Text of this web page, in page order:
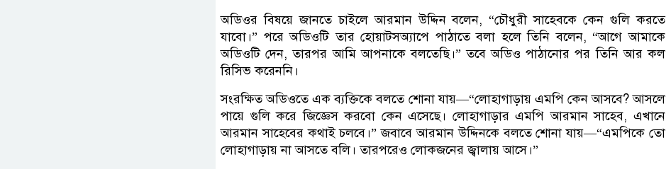
অডিওর বিষয়ে জানতে চাইলে আরমান উদ্দিন বলেন, “চৌধুরী সাহেবকে কেন গুলি করতে
যাবো।” পরে অডিওটি তার হোয়াটসঅ্যাপে পাঠাতে বলা হলে তিনি বলেন, “আগে আমাকে
অডিওটি দেন, তারপর আমি আপনাকে বলতেছি।” তবে অডিও পাঠানোর পর তিনি আর কল
রিসিভ করেননি।
সংরক্ষিত অডিওতে এক ব্যক্তিকে বলতে শোনা যায়—“লোহাগাড়ায় এমপি কেন আসবে? আসলে
পায়ে গুলি করে জিজ্ঞেস করবো কেন এসেছে। লোহাগাড়ার এমপি আরমান সাহেব, এখানে
আরমান সাহেবের কথাই চলবে।” জবাবে আরমান উদ্দিনকে বলতে শোনা যায়—“এমপিকে তো
লোহাগাড়ায় না আসতে বলি। তারপরেও লোকজনের জ্বালায় আসে।”